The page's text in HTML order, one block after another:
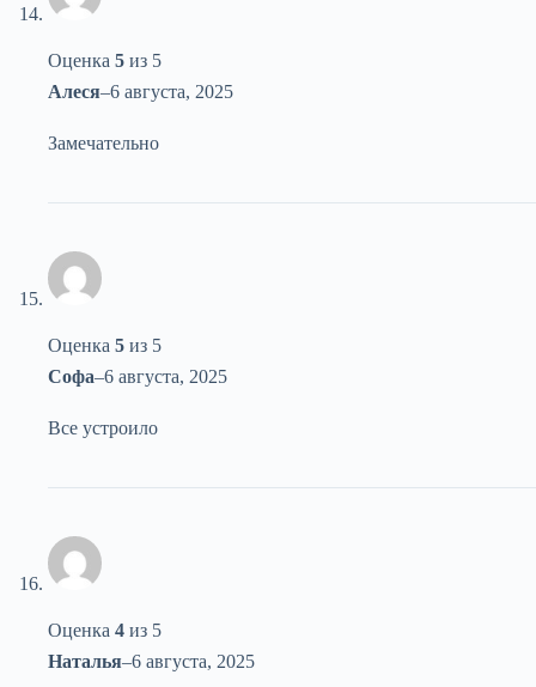
Оценка 5 из 5
Алеся–6 августа, 2025
Замечательно
Оценка 5 из 5
Софа–6 августа, 2025
Все устроило
Оценка 4 из 5
Наталья–6 августа, 2025